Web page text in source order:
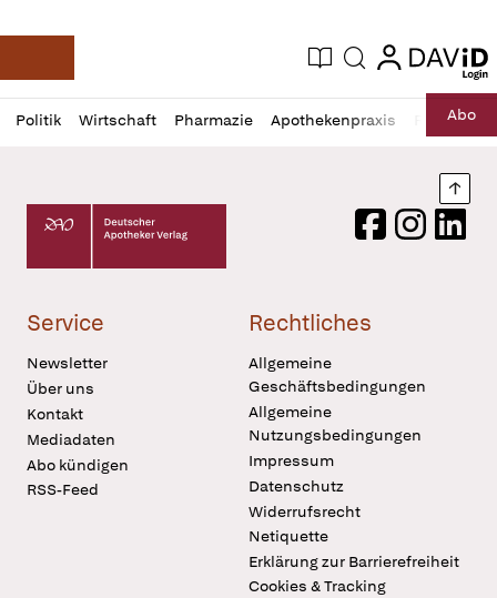
Deutsche Apotheker Zeitung
Aktuelle Ausgabe
Suche login
login
Politik Wirtschaft Pharmazie Apothekenpraxis RechtAbo
Profil
öffnen
Daz
Pur
Deutscher Apotheker Verlag Logo
FacebookInstagram
Service
Newsletter
Über uns
Kontakt
Mediadaten
Abo kündigen
RSS-Feed
Rechtliches
Allgemeine
Geschäftsbedingungen
Allgemeine
Nutzungsbedingungen
Impressum
Datenschutz
Widerrufsrecht
Netiquette
Erklärung zur Barrierefreiheit
Cookies & Tracking